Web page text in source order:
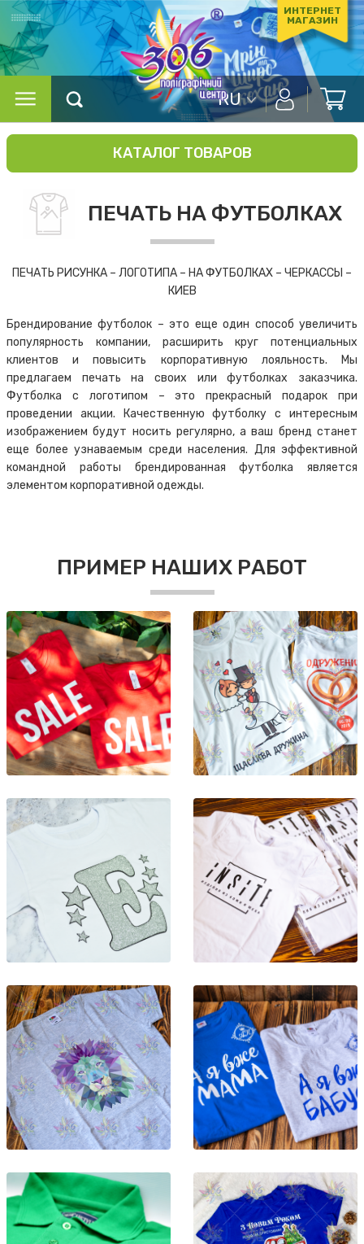
ИНТЕРНЕТ
МАГАЗИН
RU
КАТАЛОГ ТОВАРОВ
ПЕЧАТЬ НА ФУТБОЛКАХ
ПЕЧАТЬ РИСУНКА – ЛОГОТИПА – НА ФУТБОЛКАХ – ЧЕРКАССЫ –
КИЕВ
Брендирование футболок – это еще один способ увеличить
популярность компании, расширить круг потенциальных
клиентов и повысить корпоративную лояльность. Мы
предлагаем печать на своих или футболках заказчика.
Футболка с логотипом – это прекрасный подарок при
проведении акции. Качественную футболку с интересным
изображением будут носить регулярно, а ваш бренд станет
еще более узнаваемым среди населения. Для эффективной
командной работы брендированная футболка является
элементом корпоративной одежды.
ПРИМЕР НАШИХ РАБОТ